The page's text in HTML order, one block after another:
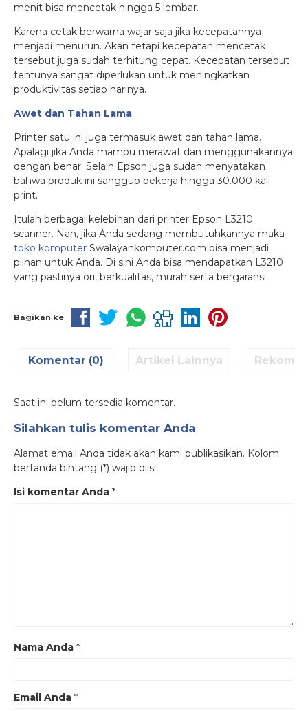
menit bisa mencetak hingga 5 lembar.
Karena cetak berwarna wajar saja jika kecepatannya
menjadi menurun. Akan tetapi kecepatan mencetak
tersebut juga sudah terhitung cepat. Kecepatan tersebut
tentunya sangat diperlukan untuk meningkatkan
produktivitas setiap harinya.
Awet dan Tahan Lama
Printer satu ini juga termasuk awet dan tahan lama.
Apalagi jika Anda mampu merawat dan menggunakannya
dengan benar. Selain Epson juga sudah menyatakan
bahwa produk ini sanggup bekerja hingga 30.000 kali
print.
Itulah berbagai kelebihan dari printer Epson L3210
scanner. Nah, jika Anda sedang membutuhkannya maka
toko komputer Swalayankomputer.com bisa menjadi
plihan untuk Anda. Di sini Anda bisa mendapatkan L3210
yang pastinya ori, berkualitas, murah serta bergaransi.
Bagikan ke
Komentar (0) Artikel Lainnya
Saat ini belum tersedia komentar.
Silahkan tulis komentar Anda
Alamat email Anda tidak akan kami publikasikan. Kolom
bertanda bintang (*) wajib diisi.
Isi komentar Anda *
Nama Anda *
Email Anda *